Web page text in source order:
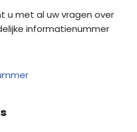
u met al uw vragen over
informatienummer